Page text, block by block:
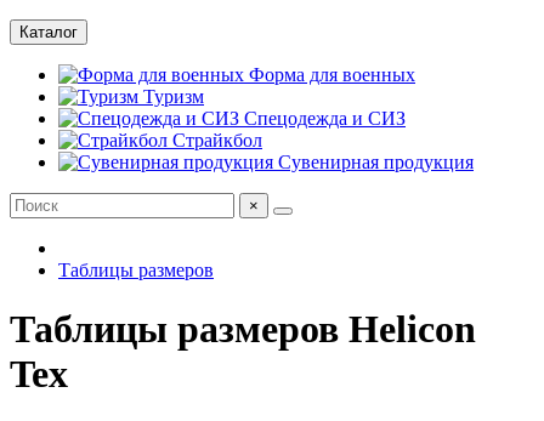
Каталог
Форма для военных
Туризм
Спецодежда и СИЗ
Страйкбол
Сувенирная продукция
×
Таблицы размеров
Таблицы размеров Helicon
Tex